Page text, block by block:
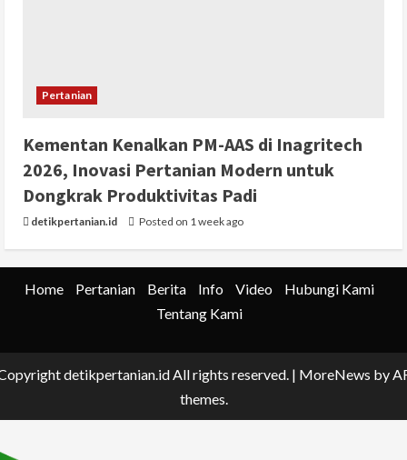
Pertanian
Kementan Kenalkan PM-AAS di Inagritech
2026, Inovasi Pertanian Modern untuk
Dongkrak Produktivitas Padi
detikpertanian.id Posted on 1 week ago
Home Pertanian Berita Info Video
Hubungi Kami
Tentang Kami
detikpertanian.id All rights reserved. | MoreNews by
themes.